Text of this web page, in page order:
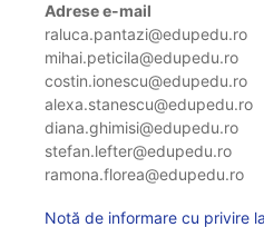
Adrese e-mail
raluca.pantazi@edupedu.ro
mihai.peticila@edupedu.ro
costin.ionescu@edupedu.ro
alexa.stanescu@edupedu.ro
diana.ghimisi@edupedu.ro
stefan.lefter@edupedu.ro
ramona.florea@edupedu.ro
Notă de informare cu privire